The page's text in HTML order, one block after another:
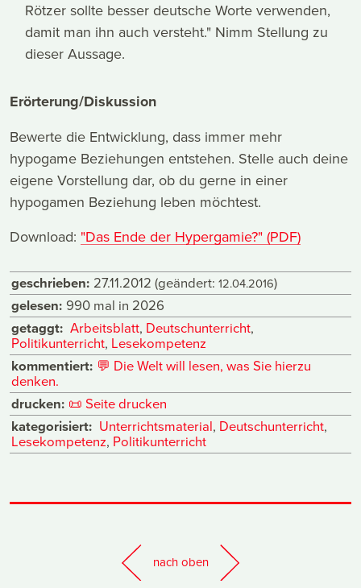
Rötzer sollte besser deutsche Worte verwenden,
damit man ihn auch versteht." Nimm Stellung zu
dieser Aussage.
Erörterung/Diskussion
Bewerte die Entwicklung, dass immer mehr
hypogame Beziehungen entstehen. Stelle auch deine
eigene Vorstellung dar, ob du gerne in einer
hypogamen Beziehung leben möchtest.
Download: "Das Ende der Hypergamie?" (PDF)
geschrieben: 27.11.2012 (geändert: 12.04.2016)
gelesen: 990 mal in 2026
getaggt: Arbeitsblatt, Deutschunterricht,
Politikunterricht, Lesekompetenz
kommentiert: 💬 Die Welt will lesen, was Sie hierzu
denken.
drucken: 📜 Seite drucken
kategorisiert: Unterrichtsmaterial, Deutschunterricht,
Lesekompetenz, Politikunterricht
nach oben